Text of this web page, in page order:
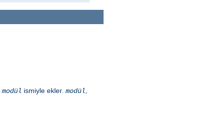
modül ismiyle ekler. modül